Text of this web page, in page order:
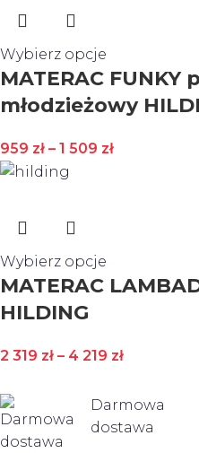
Wybierz opcje
MATERAC FUNKY
młodzieżowy
959 zł – 1 509 zł
Wybierz opcje
MATERAC
HILDING
2 319 zł – 4 219 zł
Darmowa
dostawa